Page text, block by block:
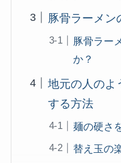
豚骨ラーメン
豚骨ラー
か？
地元の人のよ
する方法
麺の硬さ
替え玉の